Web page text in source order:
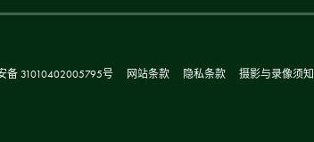
备 31010402005795号 网站条款 隐私条款 摄影与录像须知